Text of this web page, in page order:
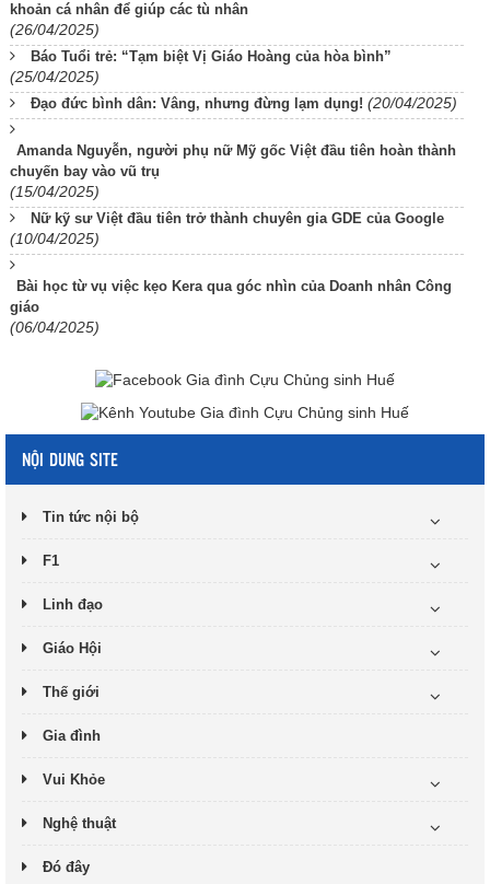
khoản cá nhân để giúp các tù nhân
(26/04/2025)
Báo Tuổi trẻ: “Tạm biệt Vị Giáo Hoàng của hòa bình”
(25/04/2025)
Đạo đức bình dân: Vâng, nhưng đừng lạm dụng! (20/04/2025)
Amanda Nguyễn, người phụ nữ Mỹ gốc Việt đầu tiên hoàn thành
chuyến bay vào vũ trụ
(15/04/2025)
Nữ kỹ sư Việt đầu tiên trở thành chuyên gia GDE của Google
(10/04/2025)
Bài học từ vụ việc kẹo Kera qua góc nhìn của Doanh nhân Công
giáo
(06/04/2025)
NỘI DUNG SITE
Tin tức nội bộ
F1
Linh đạo
Giáo Hội
Thế giới
Gia đình
Vui Khỏe
Nghệ thuật
Đó đây